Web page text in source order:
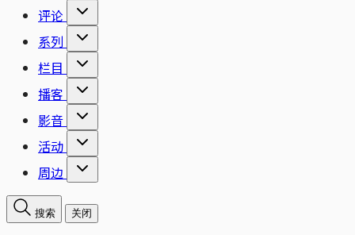
评论
系列
栏目
播客
影音
活动
周边
搜索 关闭